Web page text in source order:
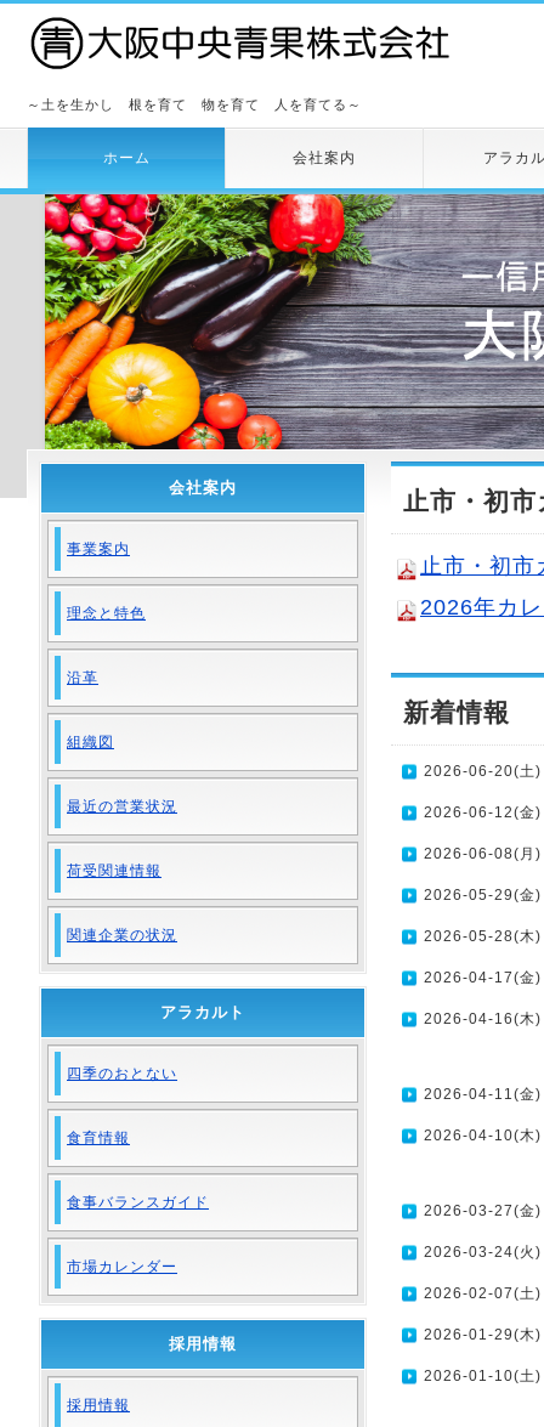
～土を生かし 根を育て 物を育て 人を育てる～
ホーム 会社案内 アラカ
止市・初
止市・初市
2026年カ
新着情報
2026-06-20(土)
2026-06-12(金)
2026-06-08(月)
2026-05-29(金)
2026-05-28(木)
2026-04-17(金)
2026-04-16(木)
2026-04-11(金)
2026-04-10(木)
2026-03-27(金)
2026-03-24(火)
2026-02-07(土)
2026-01-29(木)
2026-01-10(土)
会社案内
事業案内
理念と特色
沿革
組織図
最近の営業状況
荷受関連情報
関連企業の状況
アラカルト
四季のおとない
食育情報
食事バランスガイド
市場カレンダー
採用情報
採用情報